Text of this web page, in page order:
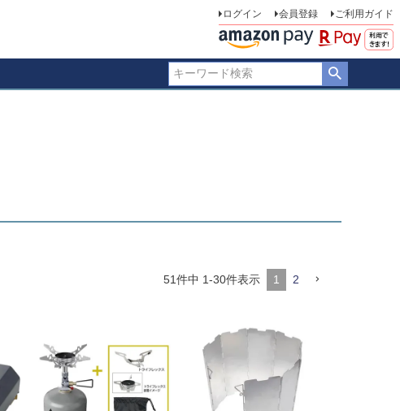
ログイン 会員登録 ご利用ガイド
51件中 1-30件表示 1 2